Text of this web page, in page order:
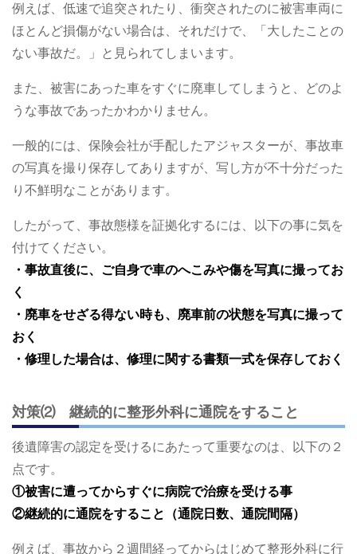
例えば、低速で追突されたり、衝突されたのに被害車両に
ほとんど損傷がない場合は、それだけで、「大したことの
ない事故だ。」と見られてしまいます。
また、被害にあった車をすぐに廃車してしまうと、どのよ
うな事故であったかわかりません。
一般的には、保険会社が手配したアジャスターが、事故車
の写真を撮り保存してありますが、写し方が不十分だった
り不鮮明なことがあります。
したがって、事故態様を証拠化するには、以下の事に気を
付けてください。
・事故直後に、ご自身で車のへこみや傷を写真に撮ってお
く
・廃車をせざる得ない時も、廃車前の状態を写真に撮って
おく
・修理した場合は、修理に関する書類一式を保存しておく
対策⑵ 継続的に整形外科に通院をすること
後遺障害の認定を受けるにあたって重要なのは、以下の２
点です。
①被害に遭ってからすぐに病院で治療を受ける事
②継続的に通院をすること（通院日数、通院間隔）
例えば、事故から２週間経ってからはじめて整形外科に行